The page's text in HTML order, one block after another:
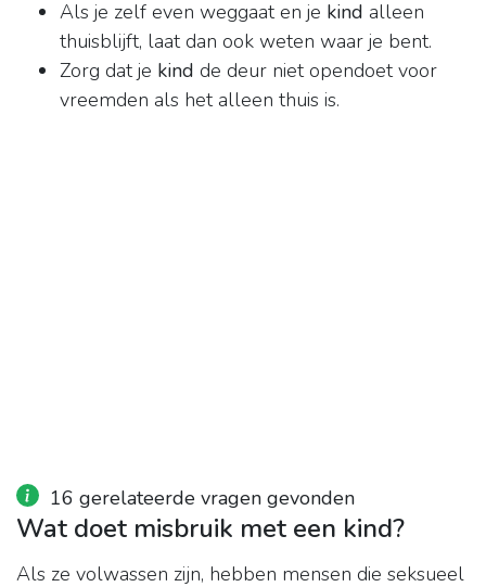
Als je zelf even weggaat en je kind alleen
thuisblijft, laat dan ook weten waar je bent.
Zorg dat je kind de deur niet opendoet voor
vreemden als het alleen thuis is.
16 gerelateerde vragen gevonden
Wat doet misbruik met een kind?
Als ze volwassen zijn, hebben mensen die seksueel